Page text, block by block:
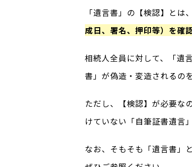
「遺言書」の【検認】とは
成日、署名、押印等）を確
相続人全員に対して、「遺
書」が偽造・変造されるの
ただし、【検認】が必要な
けていない「自筆証書遺言
なお、そもそも「遺言書」